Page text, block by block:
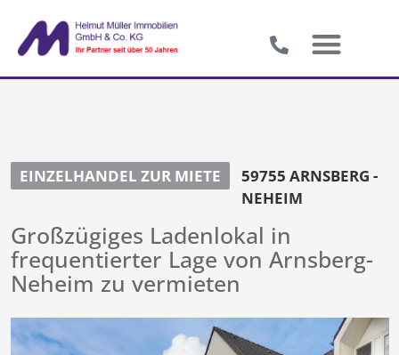
EINZELHANDEL ZUR MIETE
59755 ARNSBERG -
NEHEIM
Großzügiges Ladenlokal in
frequentierter Lage von Arnsberg-
Neheim zu vermieten